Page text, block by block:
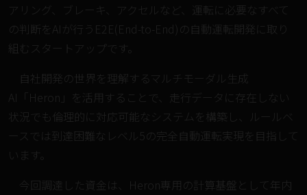
アリング、ブレーキ、アクセルなど、運転に必要なすべて
の判断をAIが行うE2E(End-to-End)の自動運転開発に取り
組むスタートアップです。
自社開発の世界を理解するマルチモーダル生成
AI「Heron」を活用することで、走行データに存在しない
状況でも倫理的に対応可能なシステムを構築し、ルールベ
ースでは到達困難なレベル5の完全自動運転実現を目指して
います。
今回調達した資金は、Heron専用の計算基盤として年内